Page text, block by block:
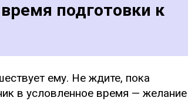
подготовки к
ему. Не ждите, пока
в условленное время — желание